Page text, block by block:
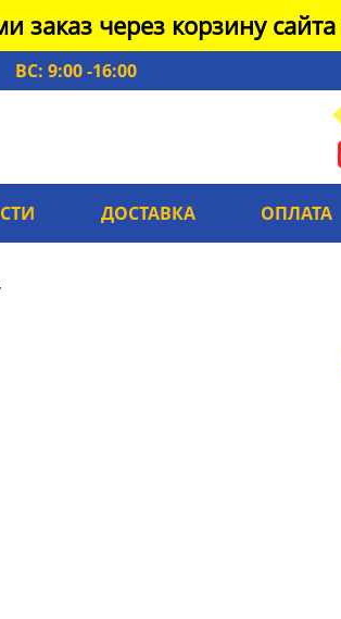
заказ через корзину
ВС: 9:00 -16:00
ДОСТАВКА ОПЛАТА